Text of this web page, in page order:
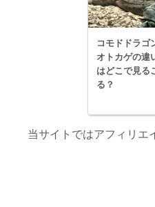
コモドドラゴ
オトカゲの違
はどこで見る
る？
当サイトではアフィリエ